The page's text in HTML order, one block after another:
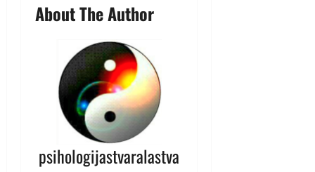
About The Author
psihologijastvaralastva